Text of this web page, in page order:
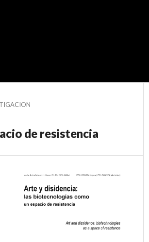
de resistencia